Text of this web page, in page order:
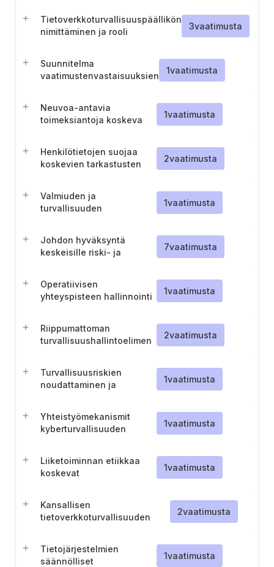
Tietoverkkoturvallisuuspäällikön
nimittäminen ja rooli
3vaatimusta
Suunnitelma
vaatimustenvastaisuuksien
1vaatimusta
Neuvoa-antavia
toimeksiantoja koskeva
1vaatimusta
Henkilötietojen suojaa
koskevien tarkastusten
2vaatimusta
Valmiuden ja
turvallisuuden
1vaatimusta
Johdon hyväksyntä
keskeisille riski- ja
7vaatimusta
Operatiivisen
yhteyspisteen hallinnointi
1vaatimusta
Riippumattoman
turvallisuushallintoelimen
2vaatimusta
Turvallisuusriskien
noudattaminen ja
1vaatimusta
Yhteistyömekanismit
kyberturvallisuuden
1vaatimusta
Liiketoiminnan etiikkaa
koskevat
1vaatimusta
Kansallisen
tietoverkkoturvallisuuden
käyttö (Puola)
2vaatimusta
Tietojärjestelmien
säännölliset
1vaatimusta